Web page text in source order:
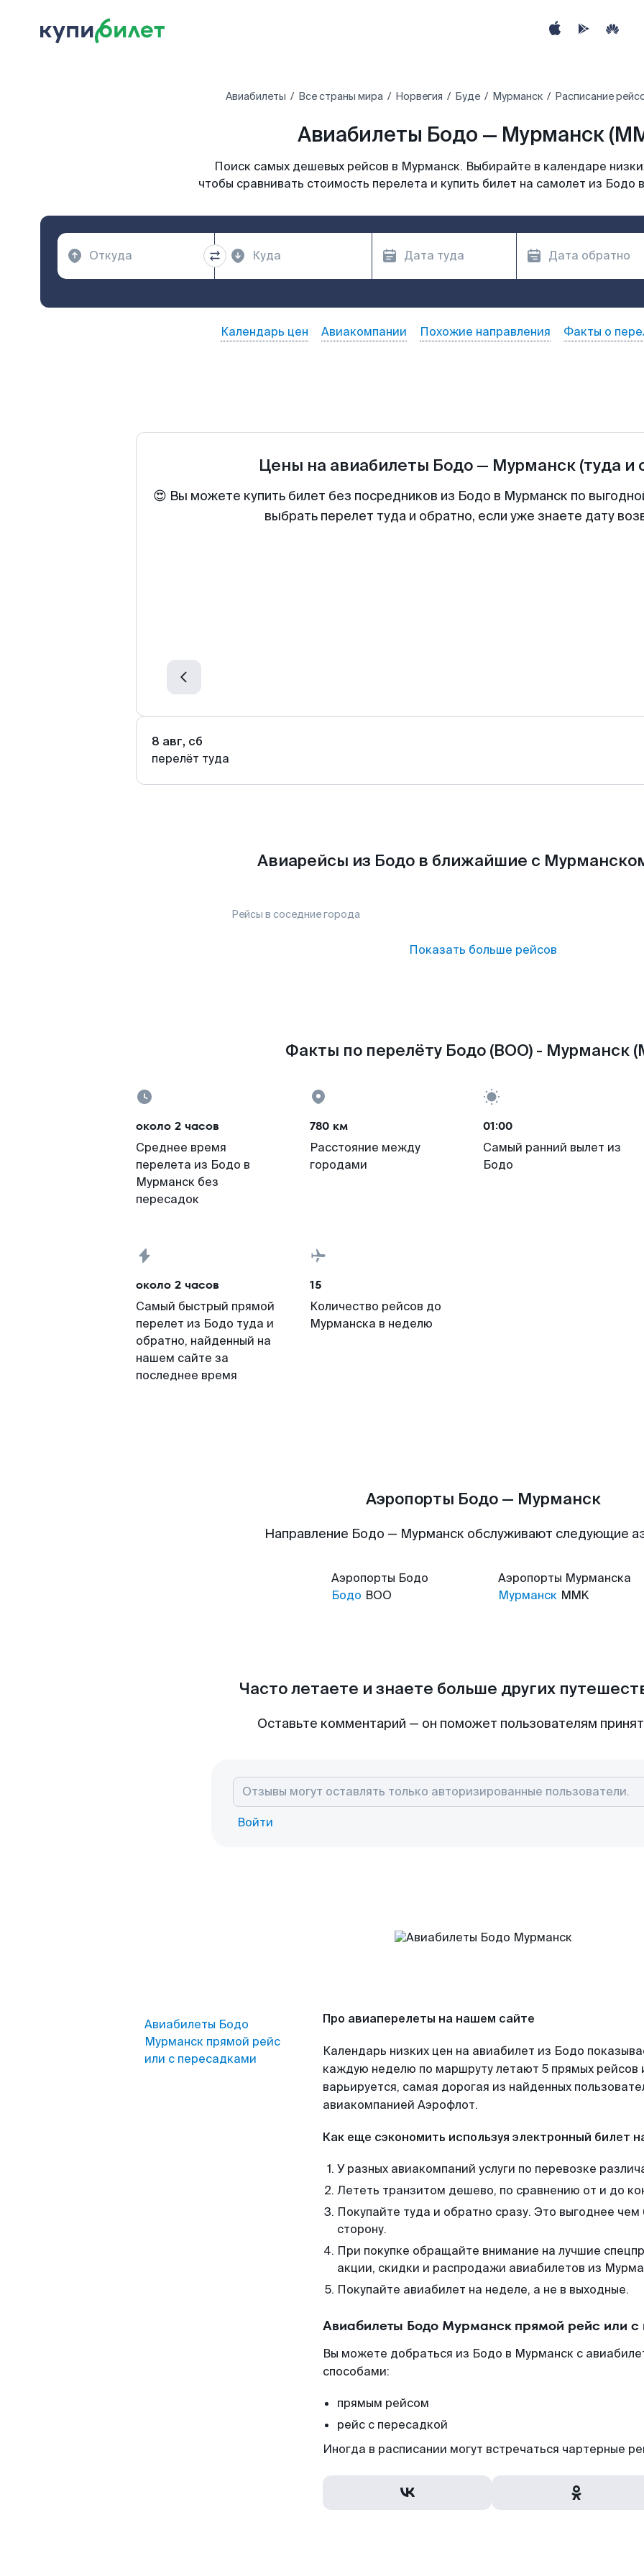
Авиабилеты Все страны мира Норвегия Буде Мурманск Расписание
Авиабилеты Бодо — Мурманск
Поиск самых дешевых рейсов в Мурманск. Выбирайте в календаре
чтобы сравнивать стоимость перелета и купить билет на самолет из Бодо
Календарь цен Авиакомпании Похожие направления Факты о
Цены на авиабилеты Бодо— Мурманск (туда и
😍 Вы можете купить билет без посредников из Бодо в Мурманск по
выбрать перелет туда и обратно, если уже знаете дату
8 авг, сб
перелёт туда
Авиарейсы из Бодо в ближайшие с
Рейсы в соседние города
Показать больше рейсов
Факты по перелёту Бодо (BOO) - Мурманск
около 2 часов
Среднее время
перелета из Бодо в
Мурманск без
пересадок
780 км
Расстояние между
городами
01:00
Самый ранний вылет из
Бодо
около 2 часов
Самый быстрый прямой
перелет из Бодо туда и
обратно, найденный на
нашем сайте за
последнее время
15
Количество рейсов до
Мурманска в неделю
Аэропорты Бодо — Мурманск
Направление Бодо — Мурманск обслуживают следующие
Аэропорты Бодо
Бодо BOO
Аэропорты Мурманска
Мурманск MMK
Часто летаете и знаете больше других
Оставьте комментарий — он поможет пользователям
Войти
Авиабилеты Бодо
Мурманск прямой рейс
или с пересадками
Про авиаперелеты на нашем сайте
Календарь низких цен на авиабилет из Бодо
каждую неделю по маршруту летают 5 прямых рейсов
варьируется, самая дорогая из найденных
авиакомпанией Аэрофлот.
Как еще сэкономить используя электронный билет
У разных авиакомпаний услуги по перевозке
Лететь транзитом дешево, по сравнению от и до
Покупайте туда и обратно сразу. Это выгоднее
сторону.
При покупке обращайте внимание на лучшие
акции, скидки и распродажи авиабилетов из
Покупайте авиабилет на неделе, а не в выходные.
Авиабилеты Бодо Мурманск прямой рейс или
Вы можете добраться из Бодо в Мурманск с
способами:
прямым рейсом
рейс с пересадкой
Иногда в расписании могут встречаться чартерные